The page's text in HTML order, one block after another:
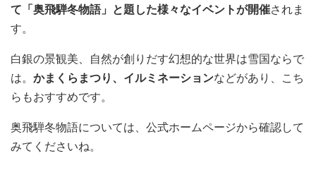
て「奥飛騨冬物語」と題した様々なイベントが開催されま
す。
白銀の景観美、自然が創りだす幻想的な世界は雪国ならで
は。 かまくらまつり、イルミネーションなどがあり、こち
らもおすすめです。
奥飛騨冬物語については、公式ホームページから確認して
みてくださいね。